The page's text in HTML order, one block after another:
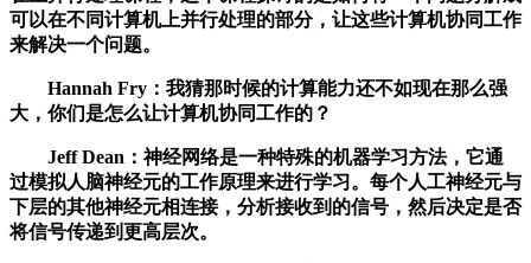
可以在不同计算机上并行处理的部分，让这些计算机协同工作
来解决一个问题。
Hannah Fry：我猜那时候的计算能力还不如现在那么强
大，你们是怎么让计算机协同工作的？
Jeff Dean：神经网络是一种特殊的机器学习方法，它通
过模拟人脑神经元的工作原理来进行学习。每个人工神经元与
下层的其他神经元相连接，分析接收到的信号，然后决定是否
将信号传递到更高层次。